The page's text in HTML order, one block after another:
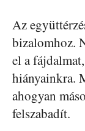
Az
bizalomhoz.
el a
hiányainkra.
ahogyan
felszabadít.